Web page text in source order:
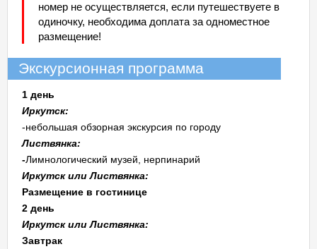
номер не осуществляется, если путешествуете в
одиночку, необходима доплата за одноместное
размещение!
Экскурсионная программа
1 день
Иркутск:
-небольшая обзорная экскурсия по городу
Листвянка:
-Лимнологический музей, нерпинарий
Иркутск или Листвянка:
Размещение в гостинице
2 день
Иркутск или Листвянка:
Завтрак